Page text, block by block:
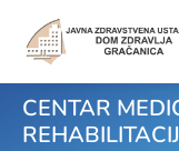
content
CENTAR